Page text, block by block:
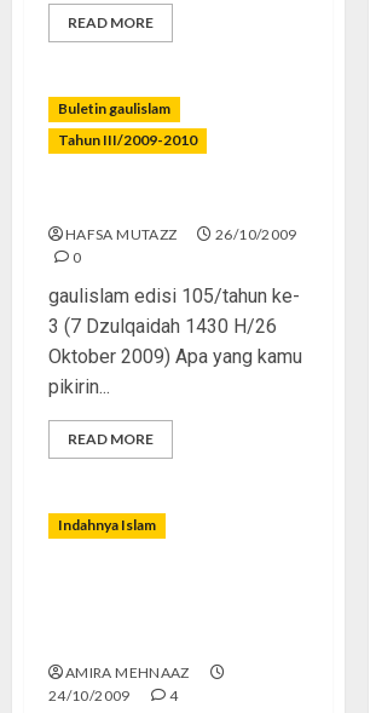
READ MORE
Buletin gaulislam
Tahun III/2009-2010
HAFSA MUTAZZ
26/10/2009
0
gaulislam edisi 105/tahun ke-
3 (7 Dzulqaidah 1430 H/26
Oktober 2009) Apa yang kamu
pikirin...
READ MORE
Indahnya Islam
AMIRA MEHNAAZ
24/10/2009
4